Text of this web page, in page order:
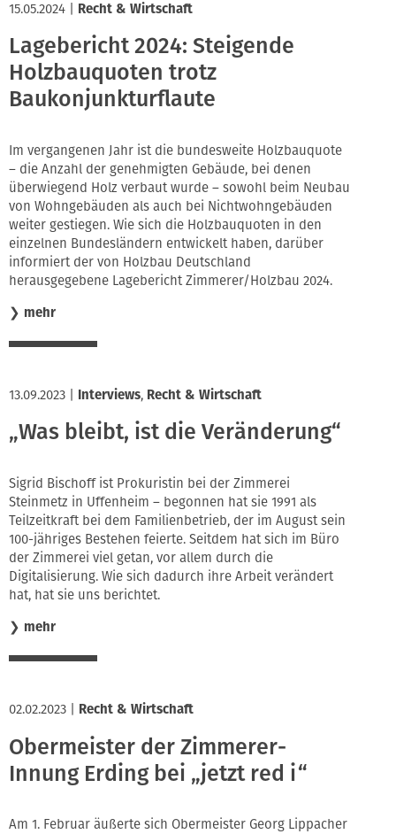
15.05.2024 Recht & Wirtschaft
Lagebericht 2024: Steigende
Holzbauquoten trotz
Baukonjunkturflaute
Im vergangenen Jahr ist die bundesweite Holzbauquote
– die Anzahl der genehmigten Gebäude, bei denen
überwiegend Holz verbaut wurde – sowohl beim Neubau
von Wohngebäuden als auch bei Nichtwohngebäuden
weiter gestiegen. Wie sich die Holzbauquoten in den
einzelnen Bundesländern entwickelt haben, darüber
informiert der von Holzbau Deutschland
herausgegebene Lagebericht Zimmerer/Holzbau 2024.
❯ mehr
13.09.2023 Interviews, Recht & Wirtschaft
„Was bleibt, ist die Veränderung“
Sigrid Bischoff ist Prokuristin bei der Zimmerei
Steinmetz in Uffenheim – begonnen hat sie 1991 als
Teilzeitkraft bei dem Familienbetrieb, der im August sein
100-jähriges Bestehen feierte. Seitdem hat sich im Büro
der Zimmerei viel getan, vor allem durch die
Digitalisierung. Wie sich dadurch ihre Arbeit verändert
hat, hat sie uns berichtet.
❯ mehr
02.02.2023 Recht & Wirtschaft
Obermeister der Zimmerer-
Innung Erding bei „jetzt red i“
Am 1. Februar äußerte sich Obermeister Georg Lippacher